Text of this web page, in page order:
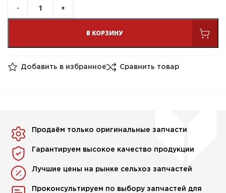
В КОРЗИНУ
Добавить в избранное Сравнить товар
Продаём только оригинальные запчасти
Гарантируем высокое качество продукции
Лучшие цены на рынке сельхоз запчастей
Проконсультируем по выбору запчастей для